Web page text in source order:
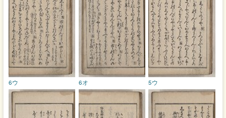
5ウ
6オ
6ウ